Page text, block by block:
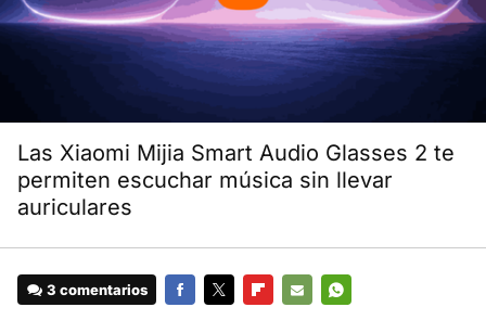
Las Xiaomi Mijia Smart Audio Glasses 2 te
permiten escuchar música sin llevar
auriculares
3 comentarios